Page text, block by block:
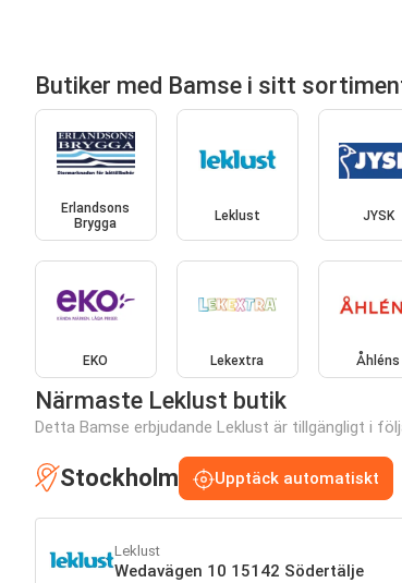
Butiker med Bamse i sitt
Erlandsons
Brygga
Leklust JYSK
EKO Lekextra Åhléns
Närmaste Leklust butik
Detta Bamse erbjudande Leklust är tillgängligt i
Stockholm Upptäck automatiskt
Leklust
Wedavägen 10 15142 Södertälje